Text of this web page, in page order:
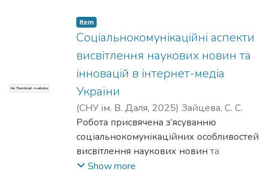
боротьбу на інформа-ційному фронті.
Російсько-українська війна є
прикладом гібридної війни, в якій
протидія дезінформації та ворожій
пропаганді відіграє дуже важливу роль.
No Thumbnail Available
Item
Соціальнокомунікаційні аспекти
висвітлення наукових новин та
інновацій в інтернет-медіа
України
(СНУ ім. В. Даля, 2025) Зайцева, С. С.
Робота присвячена з’ясуванню
соціальнокомунікаційних особливостей
висвітлення наукових новин та
інновацій в інтернет-медіа України у
Show more